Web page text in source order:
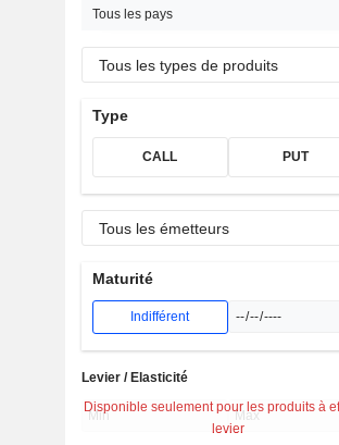
Tous les pays
Tous les types de produits
Type
CALL PUT
Tous les émetteurs
Maturité
Indifférent
Disponible seulement pour les produits à
levier
Levier / Elasticité